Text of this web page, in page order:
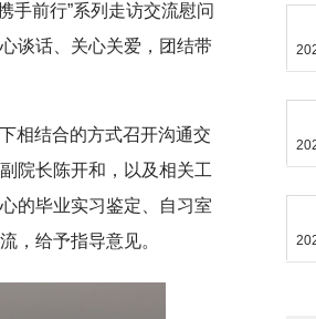
手前行”系列走访交流慰问
谈话、关心关爱，团结带
相结合的方式召开沟通交
院长陈开和，以及相关工
的毕业实习鉴定、自习室
，给予指导意见。